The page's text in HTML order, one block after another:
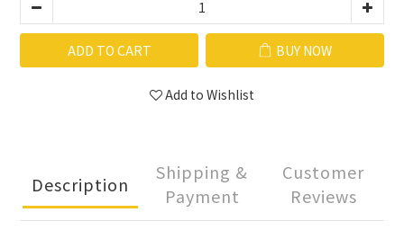
ADD TO CART BUY NOW
Add to Wishlist
Description
Shipping &
Payment
Customer
Reviews